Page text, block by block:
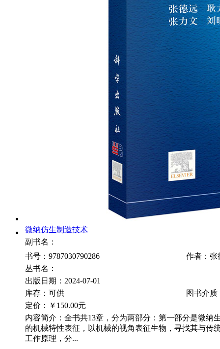
微纳仿生制造技术
副书名：
书号：9787030790286
作者：张
丛书名：
出版日期：2024-07-01
库存：可供
图书介质
定价：
￥150.00元
内容简介：全书共13章，分为两部分：第一部分是微纳
的机械特性表征，以机械的视角表征生物，寻找其与传
工作原理，分...